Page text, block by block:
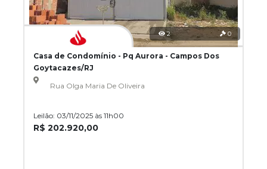
2 0
Casa de Condomínio - Pq Aurora - Campos Dos
Goytacazes/RJ
Rua Olga Maria De Oliveira
Leilão: 03/11/2025 às 11h00
R$ 202.920,00